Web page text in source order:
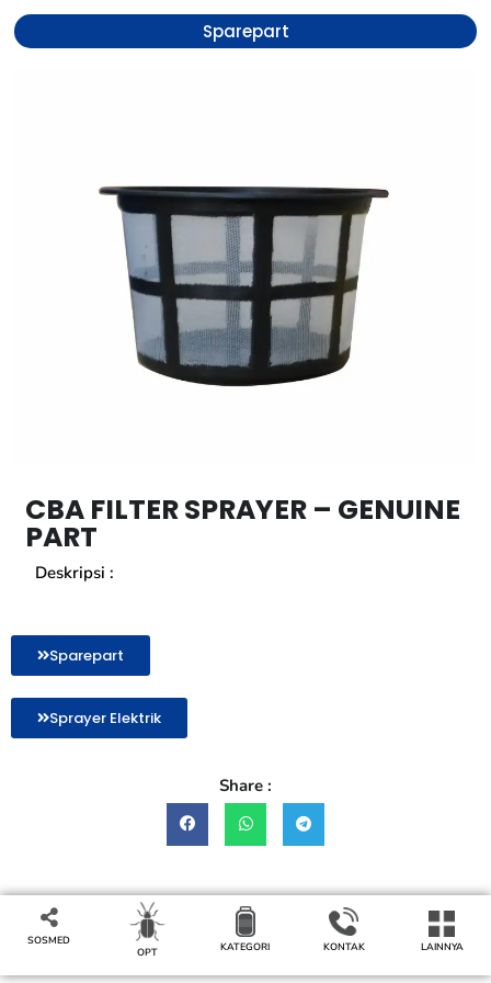
Sparepart
CBA FILTER SPRAYER – GENUINE
PART
Deskripsi :
Sparepart
Sprayer Elektrik
Share :
SOSMED
OPT
KATEGORI KONTAK LAINNYA